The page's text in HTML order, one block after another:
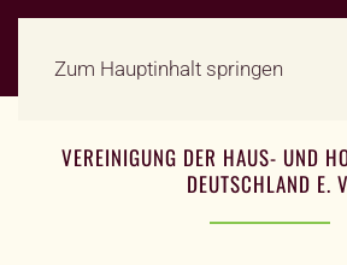
Zum Hauptinhalt springen
VEREINIGUNG DER HAUS- UND
DEUTSCHLAND E.